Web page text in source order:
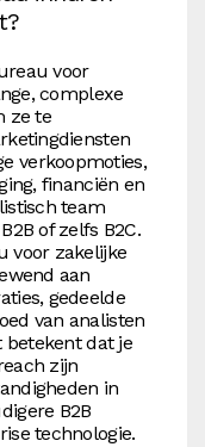
voor
complexe
ze te
verkoopmoties,
financiën en
team
of zelfs B2C.
voor zakelijke
aan
gedeelde
van analisten
betekent dat je
zijn
in
B2B
technologie.